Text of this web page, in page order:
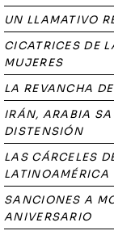
UN LLAMATIVO
CICATRICES DE
MUJERES
LA REVANCHA
IRÁN, ARABIA
DISTENSIÓN
LAS CÁRCELES
LATINOAMÉRICA
SANCIONES A
ANIVERSARIO